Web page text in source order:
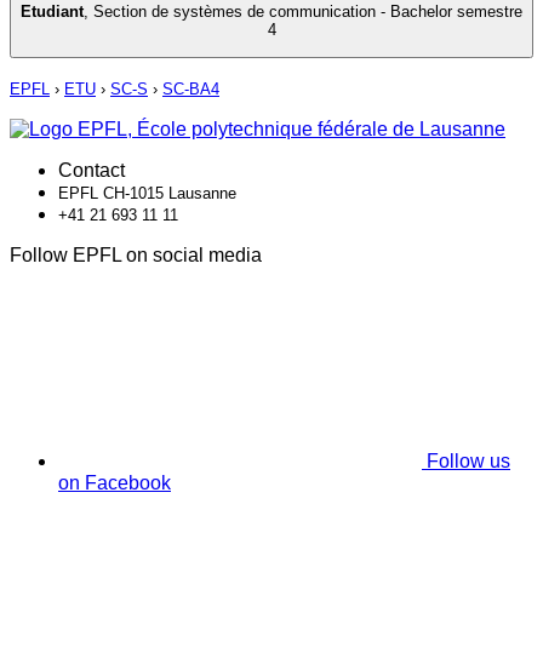
Etudiant, Section de systèmes de communication - Bachelor semestre
4
EPFL › ETU › SC-S › SC-BA4
Contact
EPFL CH-1015 Lausanne
+41 21 693 11 11
Follow EPFL on social media
Follow us
on Facebook